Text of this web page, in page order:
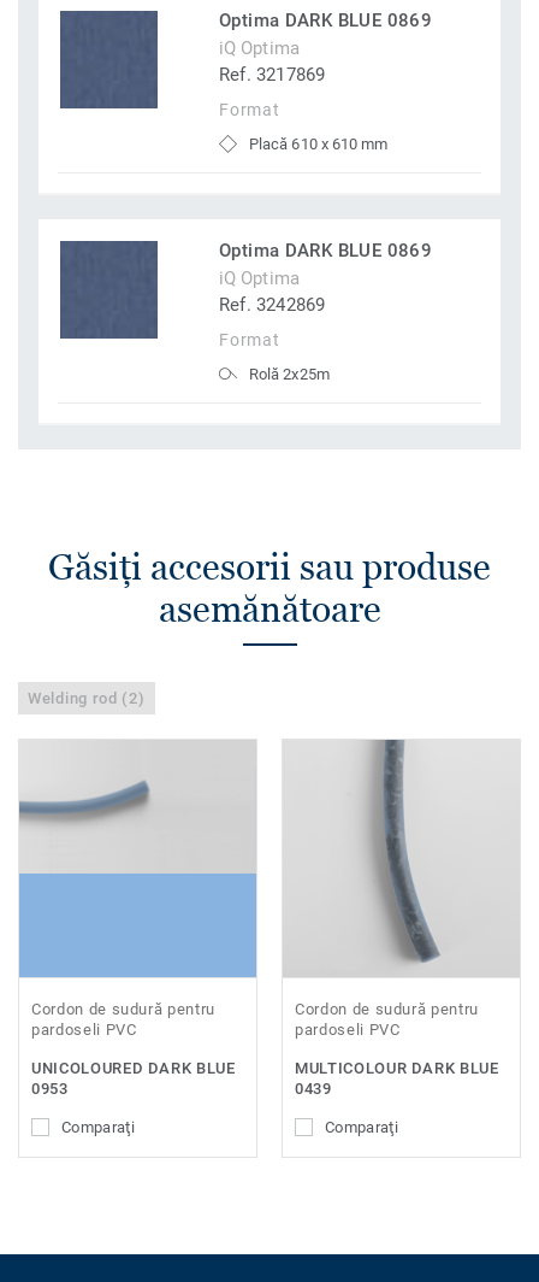
Optima DARK BLUE 0869
iQ Optima
Ref. 3217869
Format
Placă 610 x 610 mm
Optima DARK BLUE 0869
iQ Optima
Ref. 3242869
Format
Rolă 2x25m
Găsiţi accesorii sau produse
asemănătoare
Welding rod (2)
Cordon de sudură pentru
pardoseli PVC
UNICOLOURED DARK BLUE
0953
Comparaţi
Cordon de sudură pentru
pardoseli PVC
MULTICOLOUR DARK BLUE
0439
Comparaţi